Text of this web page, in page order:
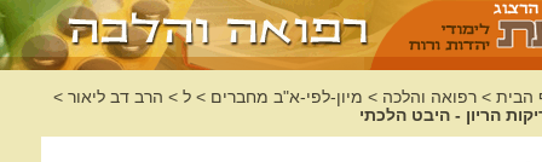
הבית > רפואה והלכה > מיון-לפי-א"ב מחברים > ל > הרב דב ליאור >
הריון - היבט הלכתי